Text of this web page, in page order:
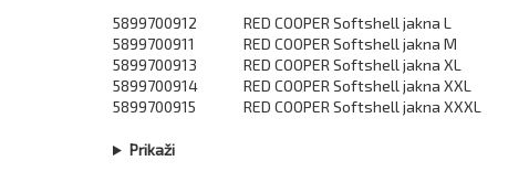
5899700912
RED COOPER Softshell jakna L
5899700911
RED COOPER Softshell jakna M
5899700913
RED COOPER Softshell jakna XL
5899700914
RED COOPER Softshell jakna XXL
5899700915
RED COOPER Softshell jakna XXXL
Prikaži